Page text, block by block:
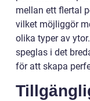
mellan ett flertal
vilket möjliggör
olika typer av
speglas i det
för att skapa